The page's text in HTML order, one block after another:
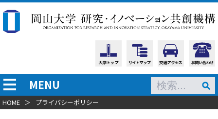
MENU
HOME ＞ プライバシーポリシー